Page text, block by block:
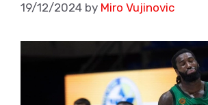
19/12/2024 by Miro Vujinovic